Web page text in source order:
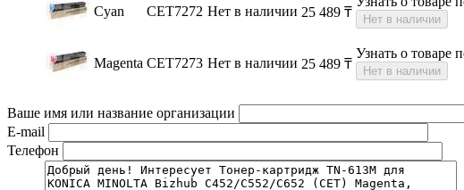
Cyan CET7272 Нет в наличии 25 489 ₸ Нет в наличии
Magenta CET7273 Нет в наличии 25 489 ₸
Узнать о товаре
Нет в наличии
Ваше имя или название организации
E-mail
Телефон